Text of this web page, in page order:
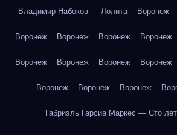
Владимир Набоков — Лолита Воронеж
Воронеж Воронеж Воронеж Воронеж
Воронеж Воронеж Воронеж Воронеж
Воронеж Воронеж Воронеж
Габриэль Гарсиа Маркес — Сто